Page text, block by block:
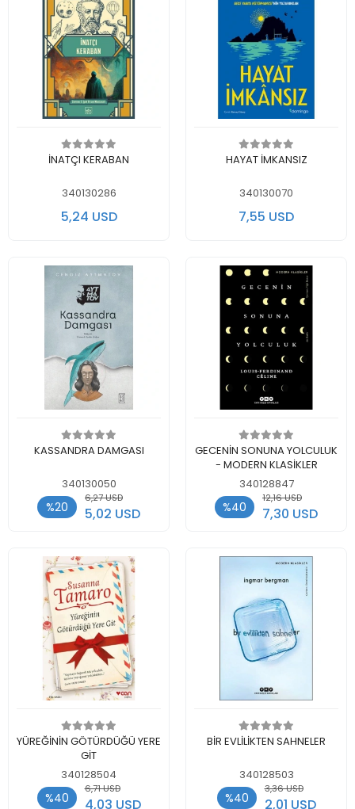
Add to cart
İNATÇI KERABAN
340130286
5,24 USD
Add to cart
HAYAT İMKANSIZ
340130070
7,55 USD
Add to cart
KASSANDRA DAMGASI
340130050
%20
6,27 USD
5,02 USD
Add to cart
GECENİN SONUNA YOLCULUK
- MODERN KLASİKLER
340128847
%40
12,16 USD
7,30 USD
Add to cart
YÜREĞİNİN GÖTÜRDÜĞÜ YERE
GİT
340128504
%40
6,71 USD
4,03 USD
Add to cart
BİR EVLİLİKTEN SAHNELER
340128503
%40
3,36 USD
2,01 USD